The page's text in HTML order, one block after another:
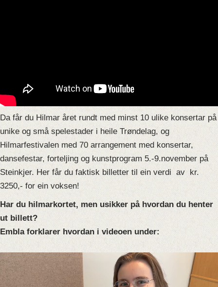
Da får du Hilmar året rundt med minst 10 ulike konsertar på
unike og små spelestader i heile Trøndelag, og
Hilmarfestivalen med 70 arrangement med konsertar,
dansefestar, forteljing og kunstprogram 5.-9.november på
Steinkjer. Her får du faktisk billetter til ein verdi av kr.
3250,- for ein voksen!
Har du hilmarkortet, men usikker på hvordan du henter
ut billett?
Embla forklarer hvordan i videoen under:
Videoavspiller